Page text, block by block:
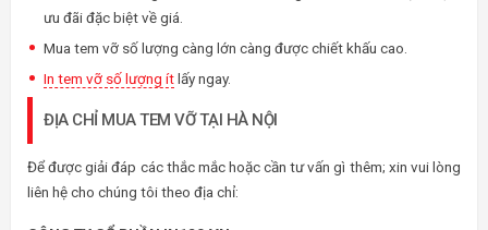
ưu đãi đặc biệt về giá.
Mua tem vỡ số lượng càng lớn càng được chiết khấu cao.
In tem vỡ số lượng ítlấy ngay.
ĐỊA CHỈ MUA TEM VỠ TẠI HÀ NỘI
Để được giải đáp các thắc mắc hoặc cần tư vấn gì thêm; xin vui lòng
liên hệ cho chúng tôi theo địa chỉ: